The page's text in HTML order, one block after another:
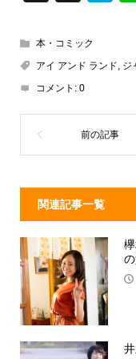
e
a
d
s
n
本・コミック
アイ アンド ランド ジ
コメント: 0
関連記事一覧